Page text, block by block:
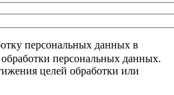
персональных данных в
персональных данных.
целей обработки или